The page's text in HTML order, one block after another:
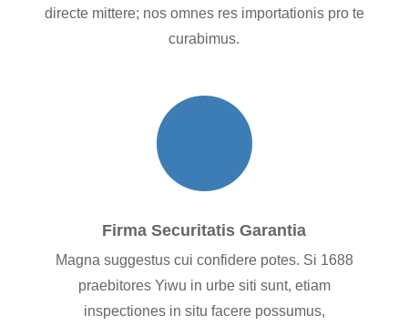
directe mittere; nos omnes res importationis pro te
curabimus.
Firma Securitatis Garantia
Magna suggestus cui confidere potes. Si 1688
praebitores Yiwu in urbe siti sunt, etiam
inspectiones in situ facere possumus,